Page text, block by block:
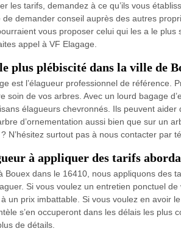
les tarifs, demandez à ce qu’ils vous
demander conseil auprès des autres
vous proposer celui qui les a le plus
appel à VF Elagage.
plus plébiscité dans la ville de
est l’élagueur professionnel de référence.
soin de vos arbres. Avec un lourd bagage
élagueurs chevronnés. Ils peuvent
d’ornementation aussi bien que sur un
N’hésitez surtout pas à nous contacter par
à appliquer des tarifs
Bouex dans le 16410, nous appliquons des
Si vous voulez un entretien ponctuel
un prix imbattable. Si vous voulez en avoir
s’en occuperont dans les délais les plus
de détails.